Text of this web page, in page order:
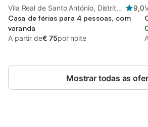
Vila Real de Santo António, Distrito
de Faro
9,0
Casa de férias para 4 pessoas, com
varanda
A partir de€ 75por noite
Mostrar todas as